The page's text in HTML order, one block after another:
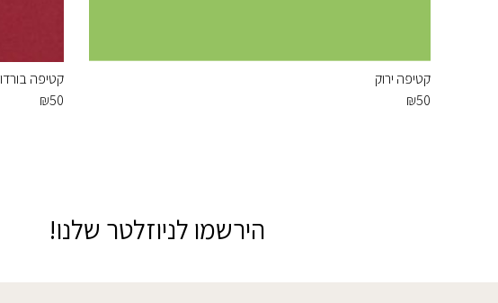
קטיפה ירוק
₪50
קטיפה בורדו
₪50
הירשמו לניוזלטר שלנו!